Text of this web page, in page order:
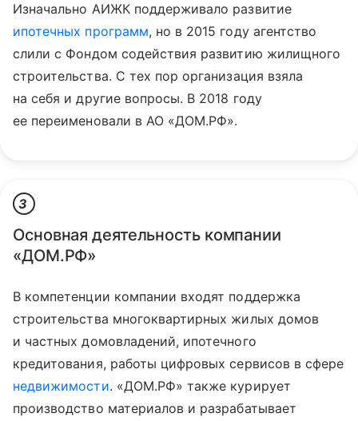
Изначально АИЖК поддерживало развитие
ипотечных программ, но в 2015 году агентство
слили с Фондом содействия развитию жилищного
строительства. С тех пор организация взяла
на себя и другие вопросы. В 2018 году
ее переименовали в АО «ДОМ.РФ».
3
Основная деятельность компании
«ДОМ.РФ»
В компетенции компании входят поддержка
строительства многоквартирных жилых домов
и частных домовладений, ипотечного
кредитования, работы цифровых сервисов в сфере
недвижимости. «ДОМ.РФ» также курирует
производство материалов и разрабатывает